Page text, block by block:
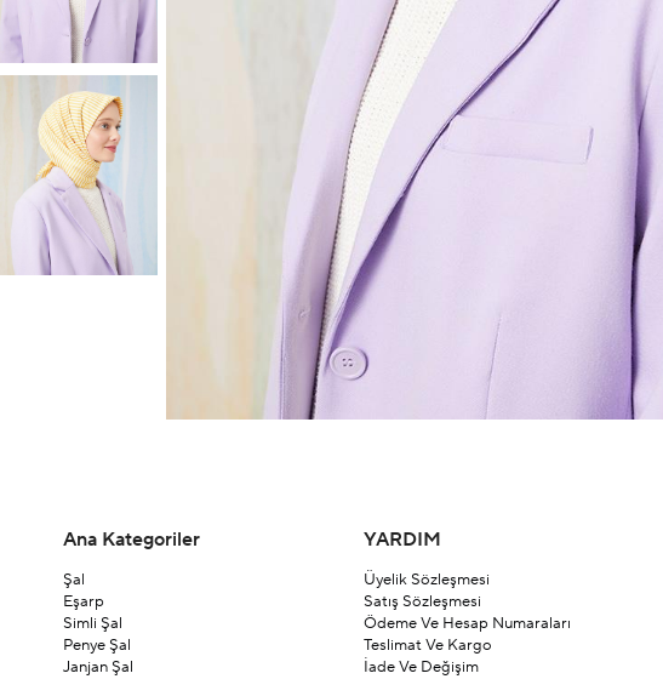
Ana Kategoriler
Şal
Eşarp
Simli Şal
Penye Şal
Janjan Şal
YARDIM
Üyelik Sözleşmesi
Satış Sözleşmesi
Ödeme Ve Hesap Numaraları
Teslimat Ve Kargo
İade Ve Değişim